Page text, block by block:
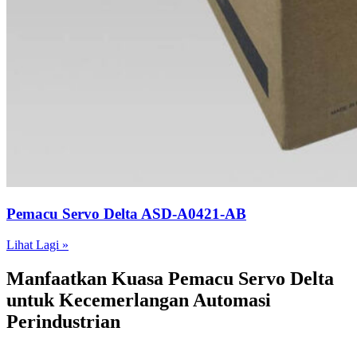
Pemacu Servo Delta ASD-A0421-AB
Lihat Lagi »
Manfaatkan Kuasa Pemacu Servo Delta
untuk Kecemerlangan Automasi
Perindustrian